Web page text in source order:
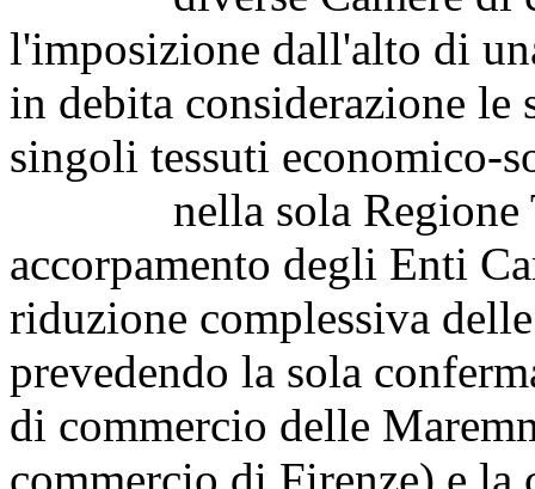
l'imposizione dall'alto di
in debita considerazione le
singoli tessuti economico-
nella sola Regione
accorpamento degli Enti
riduzione complessiva
prevedendo la sola
di commercio delle
commercio di Firenze) e la